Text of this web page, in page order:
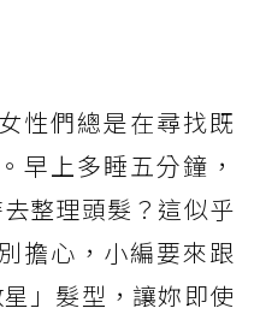
性們總是在尋找既
早上多睡五分鐘，
整理頭髮？這似乎
擔心，小編要來跟
」髮型，讓妳即使